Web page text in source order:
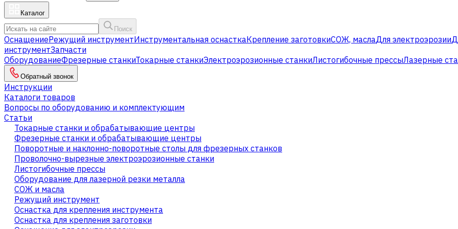
Каталог
Поиск
ОснащениеРежущий инструментИнструментальная оснасткаКрепление заготовкиСОЖ, маслаДля электроэрозии
инструментЗапчасти
ОборудованиеФрезерные станкиТокарные станкиЭлектроэрозионные станкиЛистогибочные прессыЛазерные
Обратный звонок
Инструкции
Каталоги товаров
Вопросы по оборудованию и комплектующим
Статьи
Токарные станки и обрабатывающие центры
Фрезерные станки и обрабатывающие центры
Поворотные и наклонно-поворотные столы для фрезерных станков
Проволочно-вырезные электроэрозионные станки
Листогибочные прессы
Оборудование для лазерной резки металла
СОЖ и масла
Режущий инструмент
Оснастка для крепления инструмента
Оснастка для крепления заготовки